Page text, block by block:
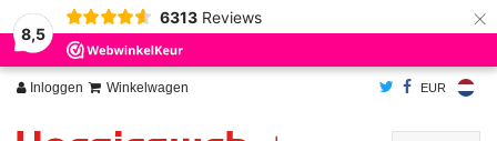
8,5
6313 Reviews ×
Inloggen Winkelwagen EUR
Wij slaan cookies op om onze website te verbeteren. Is dat akkoord?
Ja
Nee